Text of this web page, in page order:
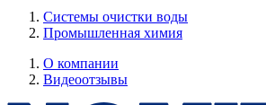
Системы очистки воды
Промышленная химия
О компании
Видеоотзывы